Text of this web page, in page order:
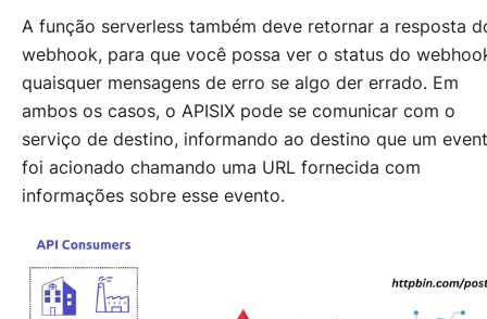
A função serverless também deve retornar a resposta
webhook, para que você possa ver o status do
quaisquer mensagens de erro se algo der errado. Em
ambos os casos, o APISIX pode se comunicar com o
serviço de destino, informando ao destino que um
foi acionado chamando uma URL fornecida com
informações sobre esse evento.